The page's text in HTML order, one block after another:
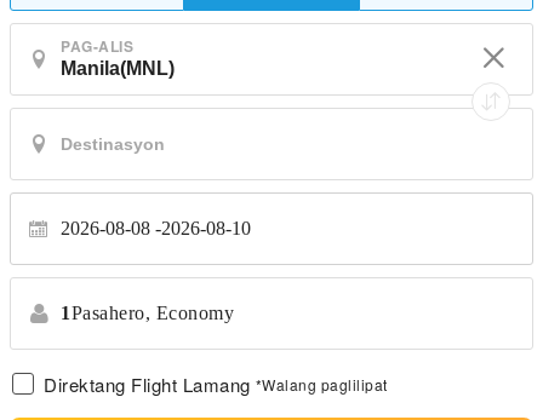
PAG-ALIS
2026-08-08 2026-08-10
1Pasahero, Economy
Direktang Flight Lamang *Walang paglilipat